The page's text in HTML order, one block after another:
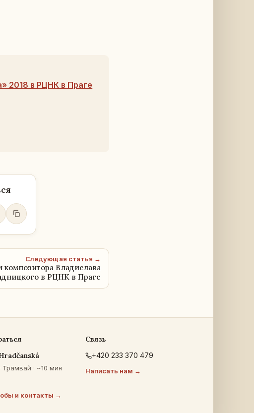
2018 в РЦНК в Праге
Следующая статья →
композитора Владислава
в РЦНК в Праге
Трамвай · ~10 мин
и контакты →
Связь
+420 233 370 479
Написать нам →